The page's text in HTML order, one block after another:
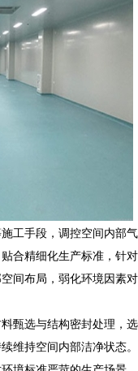
工手段，调控空间内部气
合精细化生产标准，针对
间布局，弱化环境因素对
甄选与结构密封处理，选
维持空间内部洁净状态。